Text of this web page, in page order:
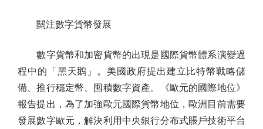
關注數字貨幣發展
數字貨幣和加密貨幣的出現是國際貨幣體系演變過
程中的「黑天鵝」。美國政府提出建立比特幣戰略儲
備、推行穩定幣、囤積數字資產。《歐元的國際地位》
報告提出，為了加強歐元國際貨幣地位，歐洲目前需要
發展數字歐元，解決利用中央銀行分布式賬戶技術平台